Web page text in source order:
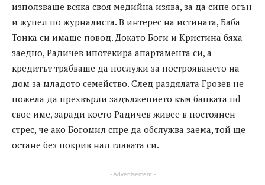
използваше всяка своя медийна изява, за да сипе огън
и жупел по журналиста. В интерес на истината, Баба
Тонка си имаше повод. Докато Боги и Кристина бяха
заедно, Радичев ипотекира апартамента си, а
кредитът трябваше да послужи за построяването на
дом за младото семейство. След раздялата Грозев не
пожела да прехвърли задължението към банката нd
свое име, заради което Радичев живее в постоянен
стрес, че ако Богомил спре да обслужва заема, той ще
остане без покрив над главата си.
- Advertisement -